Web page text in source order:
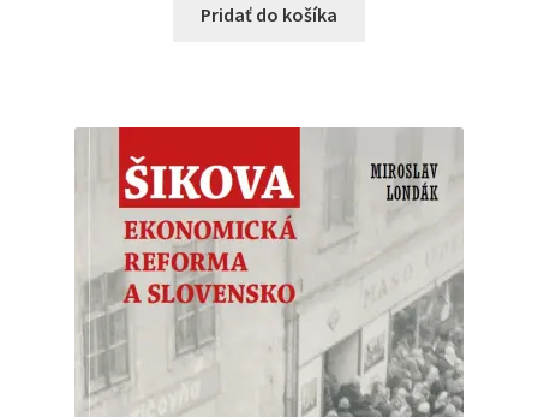
Pridať do košíka